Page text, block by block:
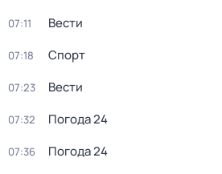
07:11 Вести
07:18 Спорт
07:23 Вести
07:32 Погода 24
07:36 Погода 24